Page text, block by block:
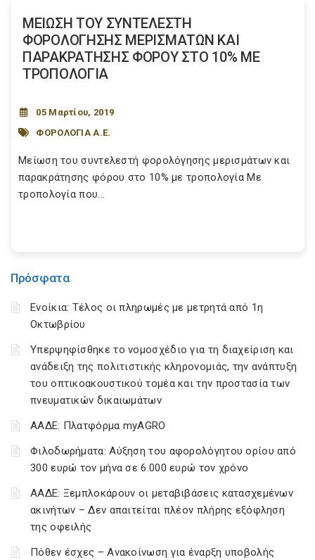
Πρόσφατα
Ενοίκια: Τέλος οι πληρωμές με μετρητά από 1η
Οκτωβρίου
Υπερψηφίσθηκε το νομοσχέδιο για τη διαχείριση και
ανάδειξη της πολιτιστικής κληρονομιάς, την ανάπτυξη
του οπτικοακουστικού τομέα και την προστασία των
πνευματικών δικαιωμάτων
ΑΑΔΕ: Πλατφόρμα myAGRO
Φιλοδωρήματα: Αύξηση του αφορολόγητου ορίου από
300 ευρώ τον μήνα σε 6.000 ευρώ τον χρόνο
ΑΑΔΕ: Ξεμπλοκάρουν οι μεταβιβάσεις κατασχεμένων
ακινήτων – Δεν απαιτείται πλέον πλήρης εξόφληση
της οφειλής
Πόθεν έσχες – Ανακοίνωση για έναρξη υποβολής
ΜΕΙΩΣΗ ΤΟΥ ΣΥΝΤΕΛΕΣΤΗ
ΦΟΡΟΛΟΓΗΣΗΣ ΜΕΡΙΣΜΑΤΩΝ ΚΑΙ
ΠΑΡΑΚΡΑΤΗΣΗΣ ΦΟΡΟΥ ΣΤΟ 10% ΜΕ
ΤΡΟΠΟΛΟΓΙΑ
05 Μαρτίου, 2019
ΦΟΡΟΛΟΓΙΑ Α.Ε.
Μείωση του συντελεστή φορολόγησης μερισμάτων και
παρακράτησης φόρου στο 10% με τροπολογία Με
τροπολογία που...